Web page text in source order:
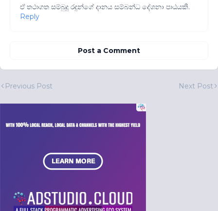
ඒ තථාගත සම්බුදු රදුන්ගේ දානය සම්බන්ධ දේශනා පාඨයකි.
Reply
Post a Comment
Previous Post Next Post